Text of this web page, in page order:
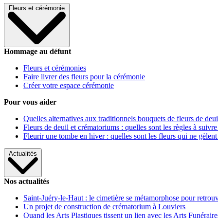
Fleurs et cérémonie
Hommage au défunt
Fleurs et cérémonies
Faire livrer des fleurs pour la cérémonie
Créer votre espace cérémonie
Pour vous aider
Quelles alternatives aux traditionnels bouquets de fleurs de
Fleurs de deuil et crématoriums : quelles sont les règles à
Fleurir une tombe en hiver : quelles sont les fleurs qui ne gèlent
Actualités
Nos actualités
Saint-Juéry-le-Haut : le cimetière se métamorphose pour
Un projet de construction de crématorium à Louviers
Quand les Arts Plastiques tissent un lien avec les Arts